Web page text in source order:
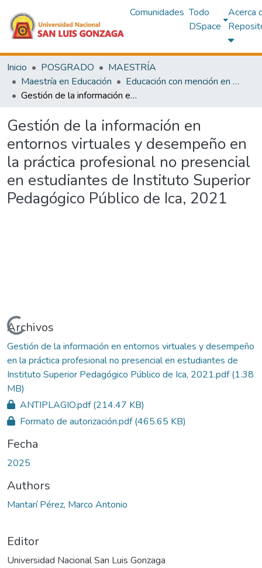
Comunidades Todo
DSpace
Acerca
Inicio POSGRADO
MAESTRÍA
Maestría en Educación
Educación con mención en Administración y Planificación de la Educación Superior
Gestión de la información en entornos virtuales y desempeño en la práctica profesional no presencial en estudiantes de Instituto Superior Pedagógico Público de Ica, 2021
Gestión de la información en
entornos virtuales y desempeño en
la práctica profesional no presencial
en estudiantes de Instituto Superior
Pedagógico Público de Ica, 2021
Cargando...
Archivos
Gestión de la información en entornos virtuales y desempeño
en la práctica profesional no presencial en estudiantes de
Instituto Superior Pedagógico Público de Ica, 2021.pdf(1.38
MB)
ANTIPLAGIO.pdf(214.47 KB)
Formato de autorización.pdf(465.65 KB)
Fecha
2025
Authors
Mantarí Pérez, Marco Antonio
Editor
Universidad Nacional San Luis Gonzaga